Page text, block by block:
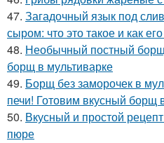
47. Загадочный язык под
сыром: что это такое и как
48. Необычный постный
борщ в мультиварке
49. Борщ без заморочек в
печи! Готовим вкусный борщ
50. Вкусный и простой
пюре